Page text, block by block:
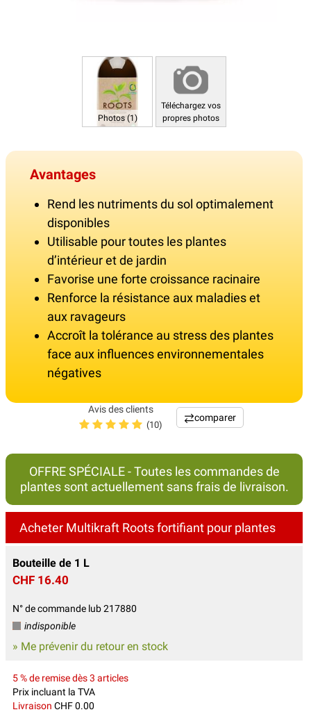
Photos (1)
Téléchargez vos
propres photos
Avantages
Rend les nutriments du sol optimalement
disponibles
Utilisable pour toutes les plantes
d’intérieur et de jardin
Favorise une forte croissance racinaire
Renforce la résistance aux maladies et
aux ravageurs
Accroît la tolérance au stress des plantes
face aux influences environnementales
négatives
Avis des clients
(10)
comparer
OFFRE SPÉCIALE - Toutes les commandes de
plantes sont actuellement sans frais de livraison.
Acheter Multikraft Roots fortifiant pour plantes
Bouteille de 1 L
CHF 16.40
N° de commande lub 217880
indisponible
» Me prévenir du retour en stock
5 % de remise dès 3 articles
Prix incluant la TVA
Livraison CHF 0.00